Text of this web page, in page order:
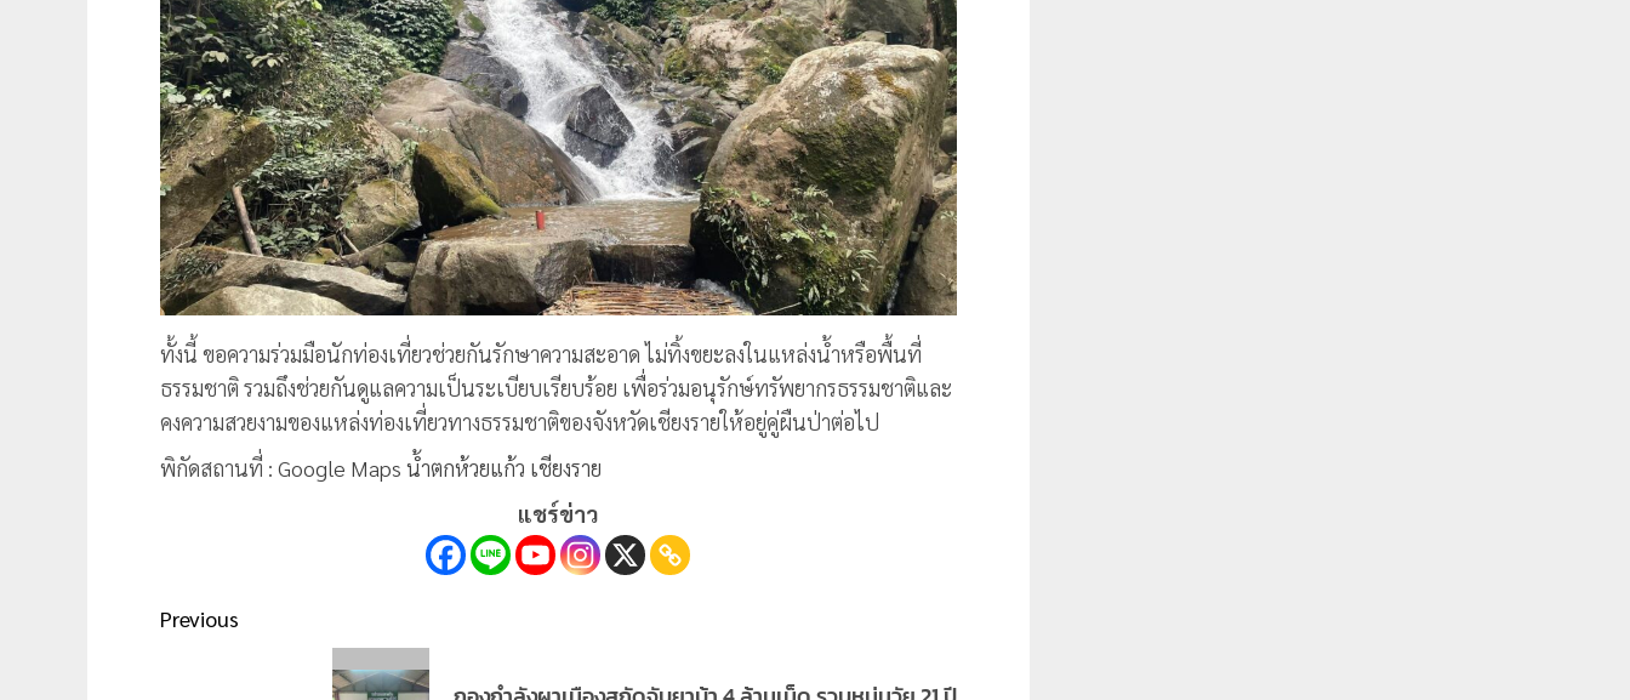
ทั้งนี้ ขอความร่วมมือนักท่องเที่ยวช่วยกันรักษาความสะอาด ไม่ทิ้งขยะลงในแหล่งน้ำหรือพื้นที่
ธรรมชาติ รวมถึงช่วยกันดูแลความเป็นระเบียบเรียบร้อย เพื่อร่วมอนุรักษ์ทรัพยากรธรรมชาติและ
คงความสวยงามของแหล่งท่องเที่ยวทางธรรมชาติของจังหวัดเชียงรายให้อยู่คู่ผืนป่าต่อไป
พิกัดสถานที่ : Google Maps น้ำตกห้วยแก้ว เชียงราย
แชร์ข่าว
Post
Previous